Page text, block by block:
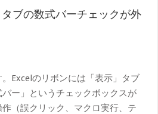
ブの数式バーチェックが外
Excelのリボンには「表示」タブ
ー」というチェックボックスが
（誤クリック、マクロ実行、テ